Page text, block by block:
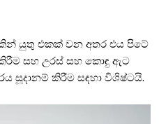
යුතු එකක් වන අතර එය පිටේ
සහ උරස් සහ කොඳු ඇට
සූදානම් කිරීම සඳහා විශිෂ්ටයි.